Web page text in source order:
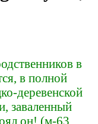
в
в полной
деревенской
заваленный
он! (м-63